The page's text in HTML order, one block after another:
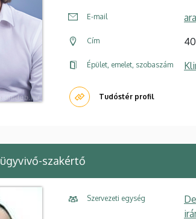
E-mail
Cím
Épület, emelet, szobaszám
Tudóstér profil
ügyvivő-szakértő
Szervezeti egység